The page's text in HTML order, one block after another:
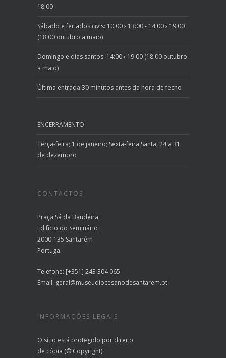
18:00
Sábado e feriados civis: 10:00 › 13:00 - 14:00 › 19:00
(18:00 outubro a maio)
Domingo e dias santos: 14:00 › 19:00 (18:00 outubro
a maio)
Última entrada 30 minutos antes da hora de fecho
ENCERRAMENTO
Terça-feira; 1 de janeiro; Sexta-feira Santa; 24 a 31
de dezembro
CONTACTOS
Praça Sá da Bandeira
Edifício do Seminário
2000-135 Santarém
Portugal
Telefone: [+351] 243 304 065
Email: geral@museudiocesanodesantarem.pt
INFORMAÇÕES LEGAIS
O sítio está protegido por direito
de cópia (© Copyright).